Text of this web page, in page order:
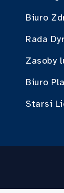
Biuro
Rada
Zasoby
Biuro
Starsi